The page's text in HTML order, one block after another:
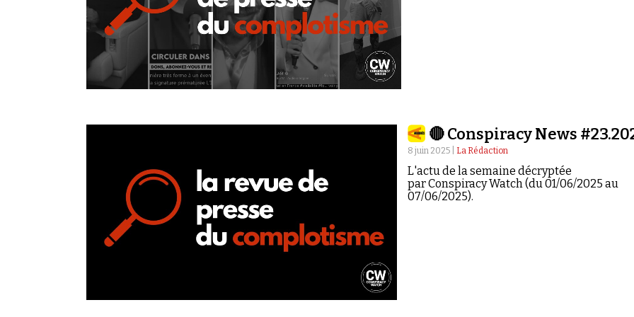
🔴 Conspiracy News
8 juin 2025 | La Rédaction
L'actu de la semaine décryptée
par Conspiracy Watch (du 01/06/2025 au
07/06/2025).